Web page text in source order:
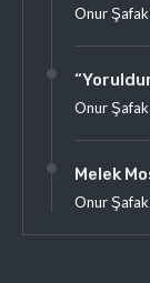
Onur Şafak
Onur Şafak
Melek
Onur Şafak